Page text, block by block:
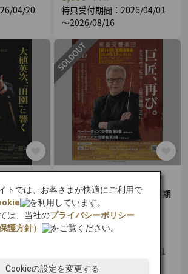
04/20
特典受付期間：2026/04/01
～2026/08/16
ペラシ
回 S席チ
04/01
東京交響楽団 第741回 定期
演奏会 S席チケット特典
特典受付期間：2026/04/01
～2026/05/07
トでは、お客さまが快適にご利用で
を利用しています。
は、当社のプライバシーポリシー
護方針）
をご覧ください。
Cookieの設定を変更する